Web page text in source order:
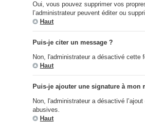
Oui, vous pouvez supprimer vos
l’administrateur peuvent éditer ou
Haut
Puis-je citer un message ?
Non, l'administrateur a désactivé cette
Haut
Puis-je ajouter une signature à mon
Non, l'administrateur a désactivé
abusives.
Haut